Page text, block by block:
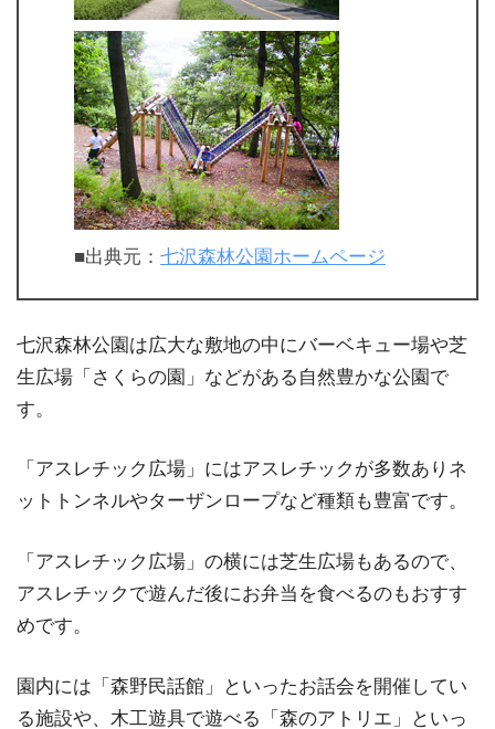
■出典元： 七沢森林公園ホームページ
七沢森林公園は広大な敷地の中にバーベキュー場や芝
生広場「さくらの園」などがある自然豊かな公園で
す。
「アスレチック広場」にはアスレチックが多数ありネ
ットトンネルやターザンロープなど種類も豊富です。
「アスレチック広場」の横には芝生広場もあるので、
アスレチックで遊んだ後にお弁当を食べるのもおすす
めです。
園内には「森野民話館」といったお話会を開催してい
る施設や、木工遊具で遊べる「森のアトリエ」といっ